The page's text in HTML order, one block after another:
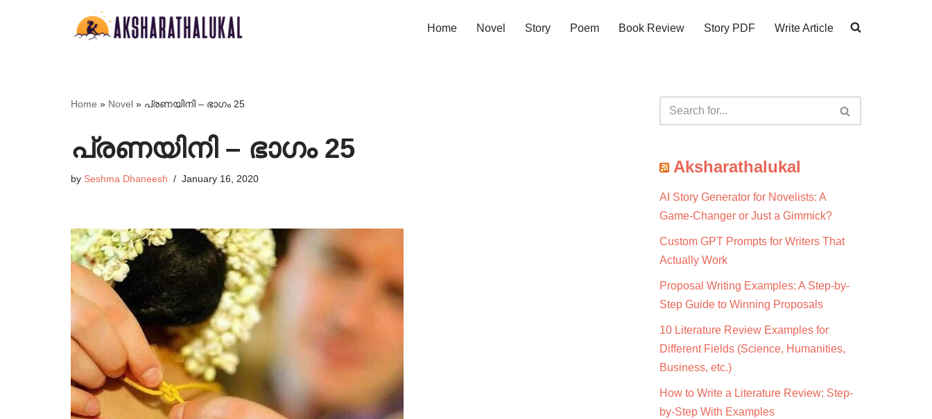
Home Novel Story Poem Book Review Story PDF Write Article
Home » Novel » പ്രണയിനി – ഭാഗം 25
പ്രണയിനി – ഭാഗം 25
by ‎Seshma Dhaneesh‎ January 16, 2020
Aksharathalukal
AI Story Generator for Novelists: A
Game-Changer or Just a Gimmick?
Custom GPT Prompts for Writers That
Actually Work
Proposal Writing Examples: A Step-by-
Step Guide to Winning Proposals
10 Literature Review Examples for
Different Fields (Science, Humanities,
Business, etc.)
How to Write a Literature Review: Step-
by-Step With Examples